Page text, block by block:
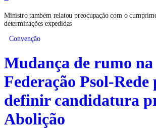
Ministro também relatou preocupação com o
determinações expedidas
Convenção
Mudança de rumo na
Federação Psol-Rede
definir candidatura
Abolição